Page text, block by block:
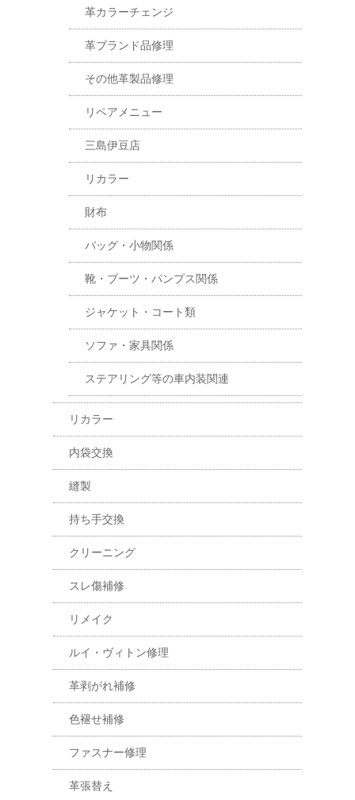
革カラーチェンジ
革ブランド品修理
その他革製品修理
リペアメニュー
三島伊豆店
リカラー
財布
バッグ・小物関係
靴・ブーツ・パンプス関係
ジャケット・コート類
ソファ・家具関係
ステアリング等の車内装関連
リカラー
内袋交換
縫製
持ち手交換
クリーニング
スレ傷補修
リメイク
ルイ・ヴィトン修理
革剥がれ補修
色褪せ補修
ファスナー修理
革張替え